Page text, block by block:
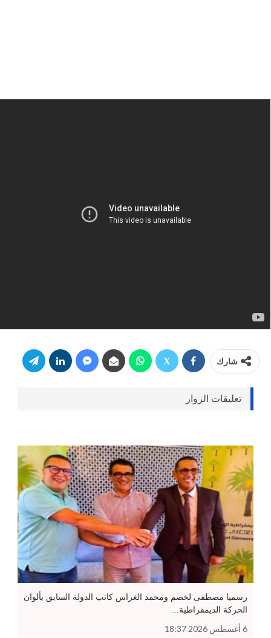
شارك
تعليقات الزوار
رسميا مصطفى لخصم ومحمد الغراس كاتب الدولة السابق بألوان
الحركة الديمقراطية…
6 أغسطس 2026 18:37